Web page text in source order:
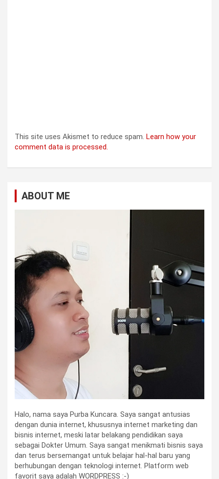
This site uses Akismet to reduce spam. Learn how your
comment data is processed.
ABOUT ME
Halo, nama saya Purba Kuncara. Saya sangat antusias
dengan dunia internet, khususnya internet marketing dan
bisnis internet, meski latar belakang pendidikan saya
sebagai Dokter Umum. Saya sangat menikmati bisnis saya
dan terus bersemangat untuk belajar hal-hal baru yang
berhubungan dengan teknologi internet. Platform web
favorit saya adalah WORDPRESS :-)